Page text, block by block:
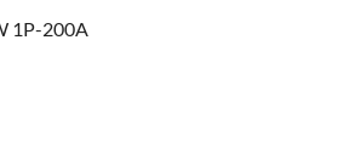
1P-200A